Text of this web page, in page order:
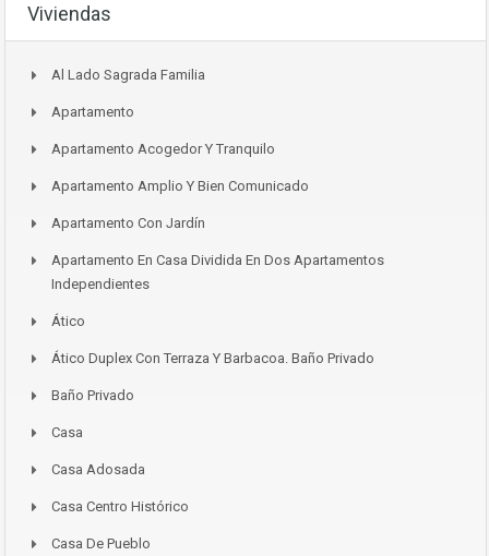
Viviendas
Al Lado Sagrada Familia
Apartamento
Apartamento Acogedor Y Tranquilo
Apartamento Amplio Y Bien Comunicado
Apartamento Con Jardín
Apartamento En Casa Dividida En Dos Apartamentos
Independientes
Ático
Ático Duplex Con Terraza Y Barbacoa. Baño Privado
Baño Privado
Casa
Casa Adosada
Casa Centro Histórico
Casa De Pueblo